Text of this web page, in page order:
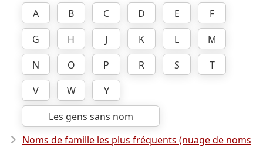
A
B C D E
F
G
H J K L
M
N
O P R S
T
V
W
Y
Les gens sans nom
Noms de famille les plus fréquents (nuage de noms